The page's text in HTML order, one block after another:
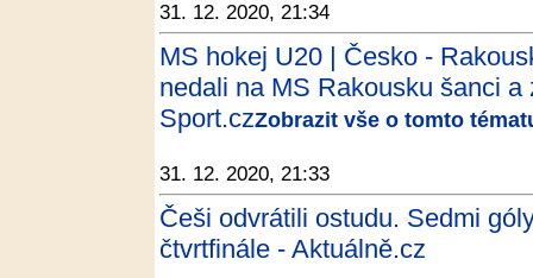
31. 12. 2020, 21:34
MS hokej U20 | Česko -
nedali na MS Rakousku šanci
Sport.czZobrazit vše o tomto
31. 12. 2020, 21:33
Češi odvrátili ostudu. Sedmi
čtvrtfinále - Aktuálně.cz